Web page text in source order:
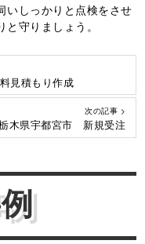
いしっかりと点検をさせ
守りましょう。
見積もり作成
次の記事 >
木県宇都宮市 新規受注